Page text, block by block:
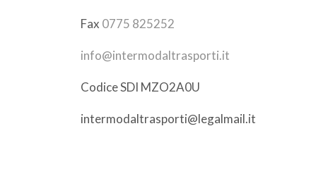
Fax 0775 825252
info@intermodaltrasporti.it
Codice SDI MZO2A0U
intermodaltrasporti@legalmail.it